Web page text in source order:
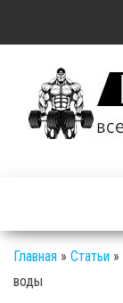
Главная » Статьи »
воды